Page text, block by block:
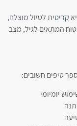
קריטית לטיול מוצלח,
המתאים לגיל, מצב
טיפים חשובים:
יומיומי